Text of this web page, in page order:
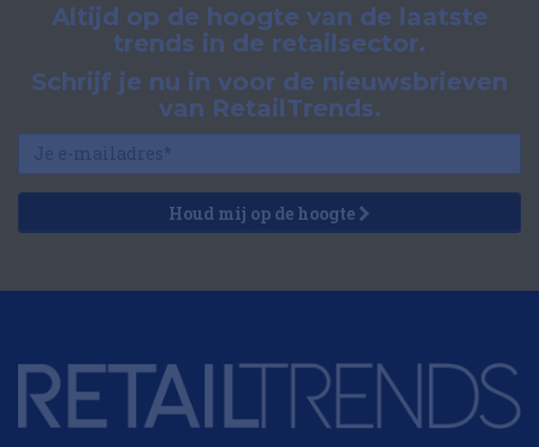
Altijd op de hoogte van de laatste
trends in de retailsector.
Schrijf je nu in voor de nieuwsbrieven
van RetailTrends.
Houd mij op de hoogte